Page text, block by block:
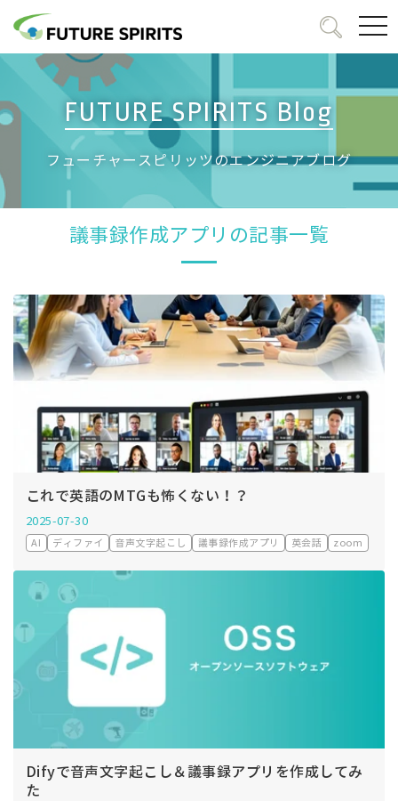
FUTURE SPIRITS Blog
フューチャースピリッツのエンジニアブログ
議事録作成アプリの記事一覧
これで英語のMTGも怖くない！？
2025-07-30
AI ディファイ 音声文字起こし 議事録作成アプリ 英会話 zoom
Difyで音声文字起こし＆議事録アプリを作成してみ
た